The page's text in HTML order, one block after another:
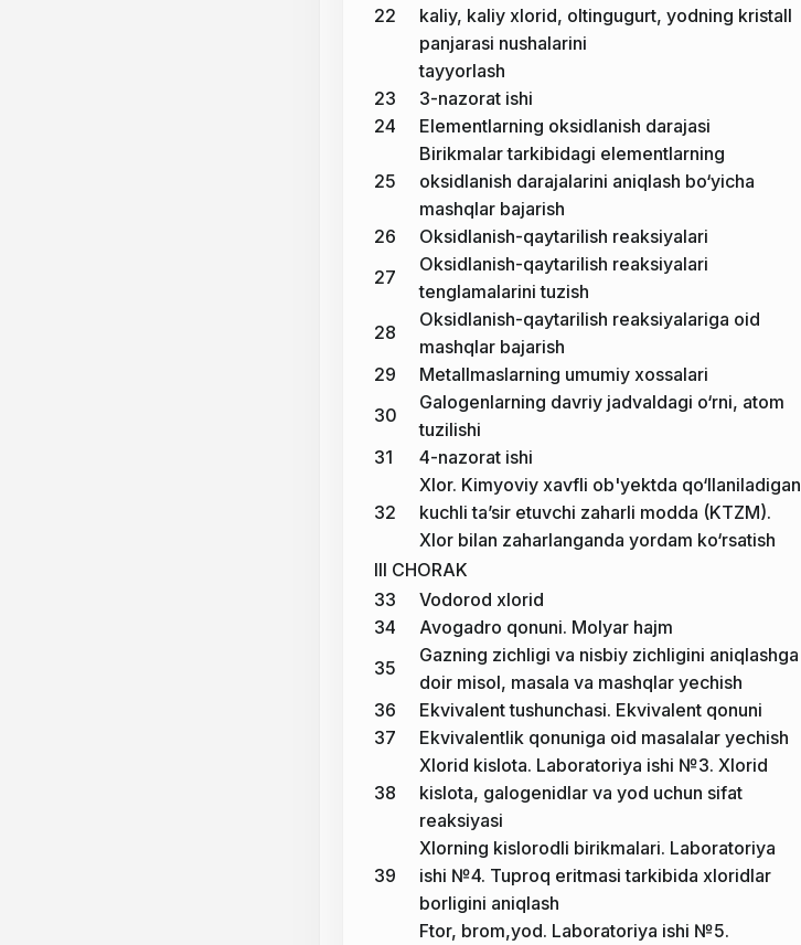
22
kaliy, kaliy xlorid, oltingugurt, yodning kristall
panjarasi nushalarini
tayyorlash
23 3-nazorat ishi
24
Elementlarning oksidlanish darajasi
25
Birikmalar tarkibidagi elementlarning
oksidlanish darajalarini aniqlash bo‘yicha
mashqlar bajarish
26 Oksidlanish-qaytarilish reaksiyalari
27
Oksidlanish-qaytarilish reaksiyalari
tenglamalarini tuzish
28
Oksidlanish-qaytarilish reaksiyalariga oid
mashqlar bajarish
29
Metallmaslarning umumiy xossalari
30
Galogenlarning davriy jadvaldagi o‘rni, atom
tuzilishi
31
4-nazorat ishi
32
Xlor. Kimyoviy xavfli ob'yektda qo‘llaniladigan
kuchli ta’sir etuvchi zaharli modda (KTZM).
Xlor bilan zaharlanganda yordam ko‘rsatish
III CHORAK
33
Vodorod xlorid
34
Avogadro qonuni. Molyar hajm
35
Gazning zichligi va nisbiy zichligini aniqlashga
doir misol, masala va mashqlar yechish
36
Ekvivalent tushunchasi. Ekvivalent qonuni
37
Ekvivalentlik qonuniga oid masalalar yechish
38
Xlorid kislota. Laboratoriya ishi №3. Xlorid
kislota, galogenidlar va yod uchun sifat
reaksiyasi
39
Xlorning kislorodli birikmalari. Laboratoriya
ishi №4. Tuproq eritmasi tarkibida xloridlar
borligini aniqlash
Ftor, brom,yod. Laboratoriya ishi №5.